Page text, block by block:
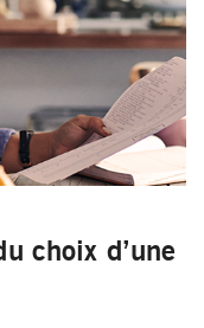
choix d’une